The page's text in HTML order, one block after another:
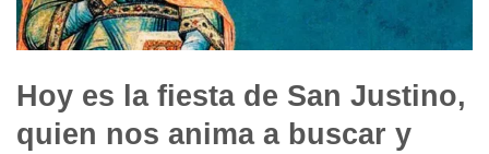
Hoy es la fiesta de San Justino,
quien nos anima a buscar y